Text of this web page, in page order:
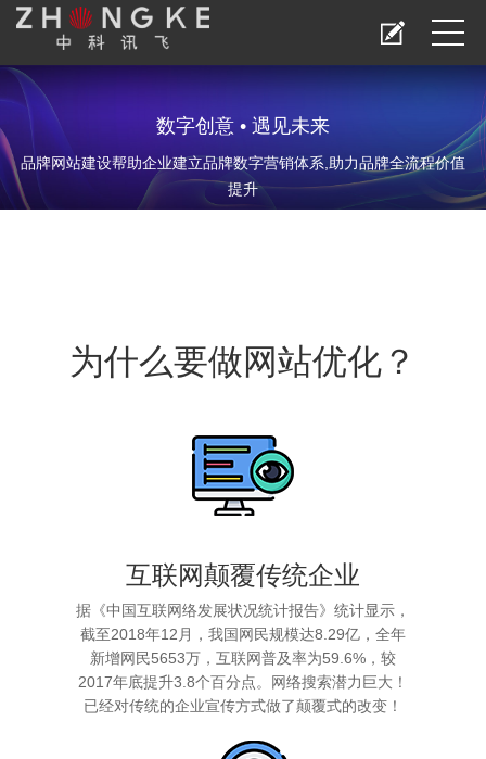
数字创意 • 遇见未来
品牌网站建设帮助企业建立品牌数字营销体系,助力品牌全流程价值
提升
为什么要做网站优化 ？
互联网颠覆传统企业
据《中国互联网络发展状况统计报告》统计显示，
截至2018年12月，我国网民规模达8.29亿，全年
新增网民5653万，互联网普及率为59.6%，较
2017年底提升3.8个百分点。网络搜索潜力巨大！
已经对传统的企业宣传方式做了颠覆式的改变！